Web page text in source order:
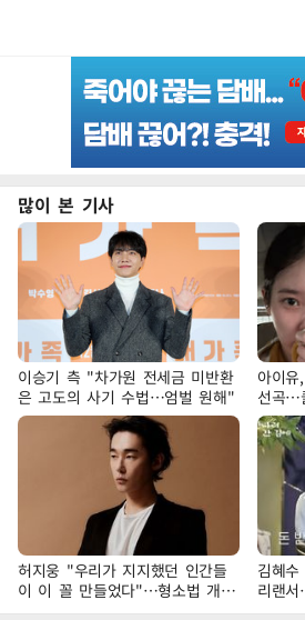
많이 본 기사
이승기 측 "차가원 전세금 미반환
은 고도의 사기 수법…엄벌 원해"
아이
선곡…
허지웅 "우리가 지지했던 인간들
이 이 꼴 만들었다"…형소법 개정
에 격한 반응
김혜
리랜